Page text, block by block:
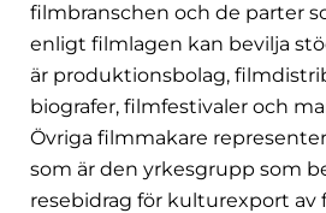
filmbranschen och de parter
enligt filmlagen kan bevilja
är produktionsbolag,
biografer, filmfestivaler och
Övriga filmmakare
som är den yrkesgrupp som
resebidrag för kulturexport av